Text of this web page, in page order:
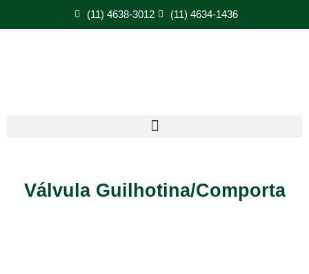
(11) 4638-3012 (11) 4634-1436
Válvula Guilhotina/Comporta